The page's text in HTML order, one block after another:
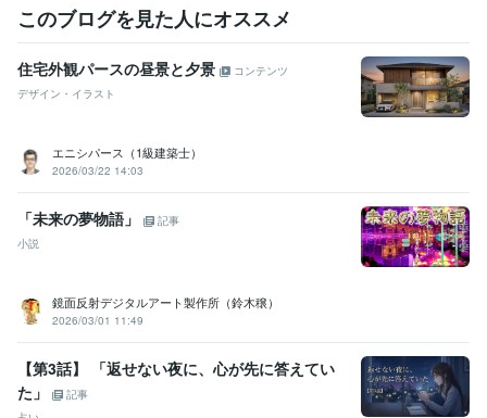
このブログを見た人にオススメ
住宅外観パースの昼景と夕景
コンテンツ
デザイン・イラスト
エニシパース（1級建築士）
2026/03/22 14:03
「未来の夢物語」
記事
小説
鏡面反射デジタルアート製作所（鈴木穣）
2026/03/01 11:49
【第3話】 「返せない夜に、心が先に答えてい
た」
記事